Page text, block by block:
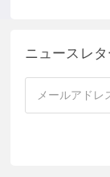
ニュースレ